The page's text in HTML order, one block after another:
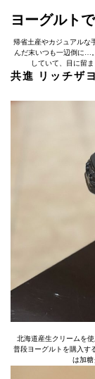
ヨーグルト
帰省土産やカジュアルな
んだ末いつも一辺倒に…
していて、目に留
共進 リッチザ
北海道産生クリームを
普段ヨーグルトを購入す
は加糖